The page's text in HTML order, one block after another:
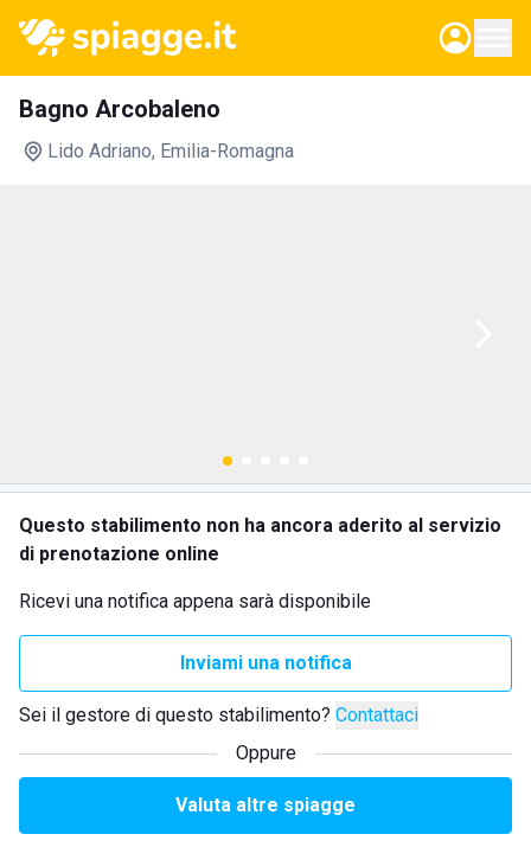
Bagno Arcobaleno
Lido Adriano, Emilia-Romagna
Questo stabilimento non ha ancora aderito al servizio
di prenotazione online
Ricevi una notifica appena sarà disponibile
Inviami una notifica
Sei il gestore di questo stabilimento? Contattaci
Oppure
Valuta altre spiagge